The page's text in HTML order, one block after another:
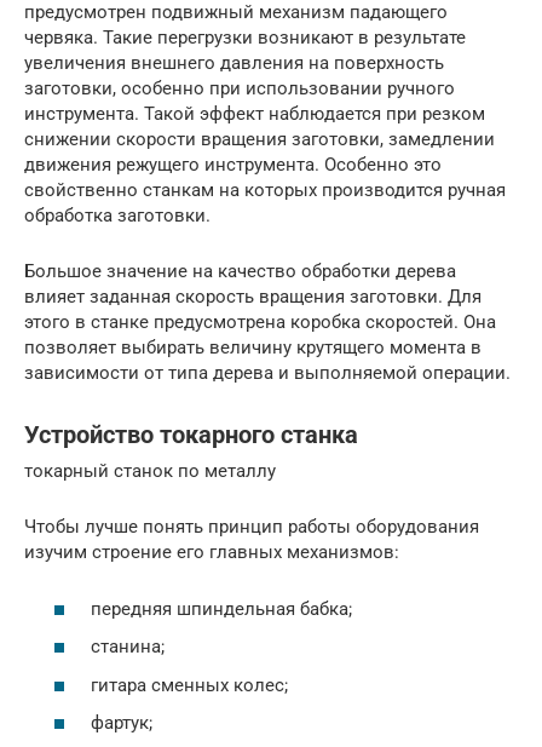
предусмотрен подвижный механизм падающего
червяка. Такие перегрузки возникают в результате
увеличения внешнего давления на поверхность
заготовки, особенно при использовании ручного
инструмента. Такой эффект наблюдается при резком
снижении скорости вращения заготовки, замедлении
движения режущего инструмента. Особенно это
свойственно станкам на которых производится ручная
обработка заготовки.
Большое значение на качество обработки дерева
влияет заданная скорость вращения заготовки. Для
этого в станке предусмотрена коробка скоростей. Она
позволяет выбирать величину крутящего момента в
зависимости от типа дерева и выполняемой операции.
Устройство токарного станка
токарный станок по металлу
Чтобы лучше понять принцип работы оборудования
изучим строение его главных механизмов:
передняя шпиндельная бабка;
станина;
гитара сменных колес;
фартук;